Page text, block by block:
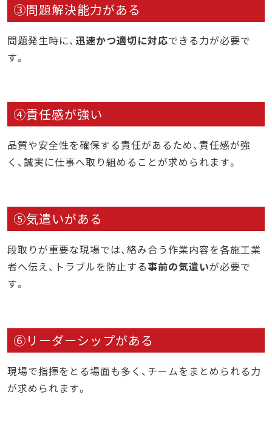
③問題解決能力がある
問題発生時に、 迅速かつ適切に対応できる力が必要で
す。
④責任感が強い
品質や安全性を確保する責任があるため、責任感が強
く、誠実に仕事へ取り組めることが求められます。
⑤気遣いがある
段取りが重要な現場では、絡み合う作業内容を各施工業
者へ伝え、トラブルを防止する事前の気遣いが必要で
す。
⑥リーダーシップがある
現場で指揮をとる場面も多く、チームをまとめられる力
が求められます。